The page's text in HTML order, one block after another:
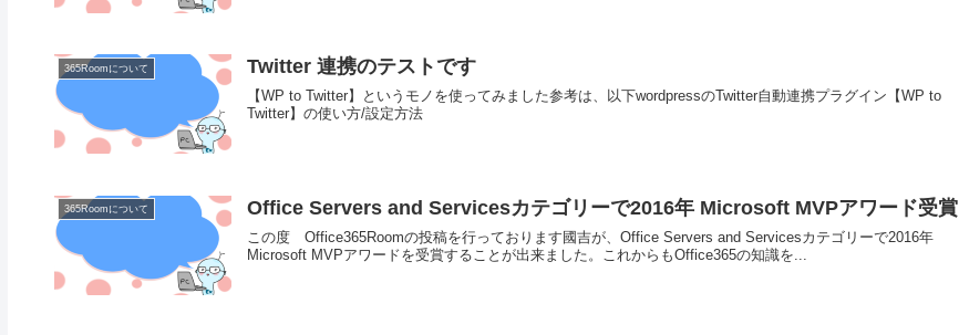
365Roomについて Twitter 連携のテストです
【WP to Twitter】というモノを使ってみました参考は、以下wordpressのTwitter自動連携プラグイン【WP to
Twitter】の使い方/設定方法
365Roomについて Office Servers and Servicesカテゴリーで2016年 Microsoft MVPアワード受賞
この度 Office365Roomの投稿を行っております國吉が、Office Servers and Servicesカテゴリーで2016年
Microsoft MVPアワードを受賞することが出来ました。これからもOffice365の知識を...